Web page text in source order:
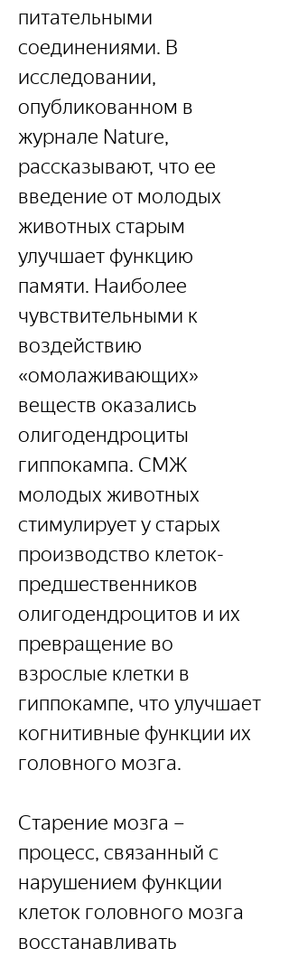
питательными
соединениями. В
исследовании,
опубликованном в
журнале Nature,
рассказывают, что ее
введение от молодых
животных старым
улучшает функцию
памяти. Наиболее
чувствительными к
воздействию
«омолаживающих»
веществ оказались
олигодендроциты
гиппокампа. СМЖ
молодых животных
стимулирует у старых
производство клеток-
предшественников
олигодендроцитов и их
превращение во
взрослые клетки в
гиппокампе, что улучшает
когнитивные функции их
головного мозга.
Старение мозга –
процесс, связанный с
нарушением функции
клеток головного мозга
восстанавливать